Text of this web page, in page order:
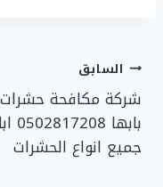
تصفّح
المقالات
السابق
شركة مكافحة حشرات
جميع انواع الحشرات